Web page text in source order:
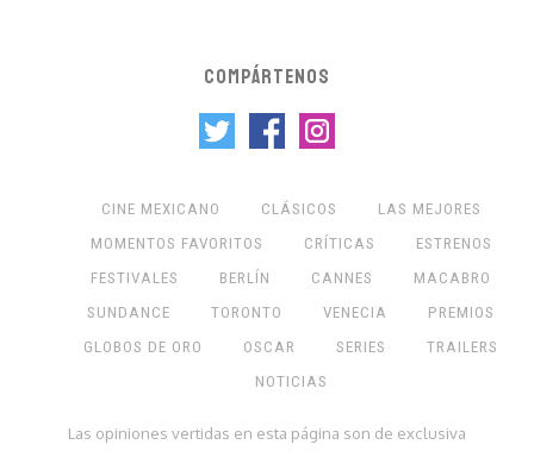
COMPÁRTENOS
CINE MEXICANO CLÁSICOS
LAS MEJORES
MOMENTOS FAVORITOS
CRÍTICAS
ESTRENOS
FESTIVALES
BERLÍN CANNES
MACABRO
SUNDANCE
TORONTO VENECIA
PREMIOS
GLOBOS DE ORO
OSCAR SERIES
TRAILERS
NOTICIAS
Las opiniones vertidas en esta página son de exclusiva